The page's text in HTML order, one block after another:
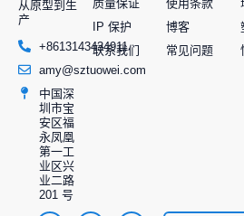
从原型到生
产
+8613143434911
amy@sztuowei.com
中国深
圳市宝
安区福
永凤凰
第一工
业区兴
业二路
201 号
质量保证
IP 保护
联系我们
使用条款
博客
常见问题